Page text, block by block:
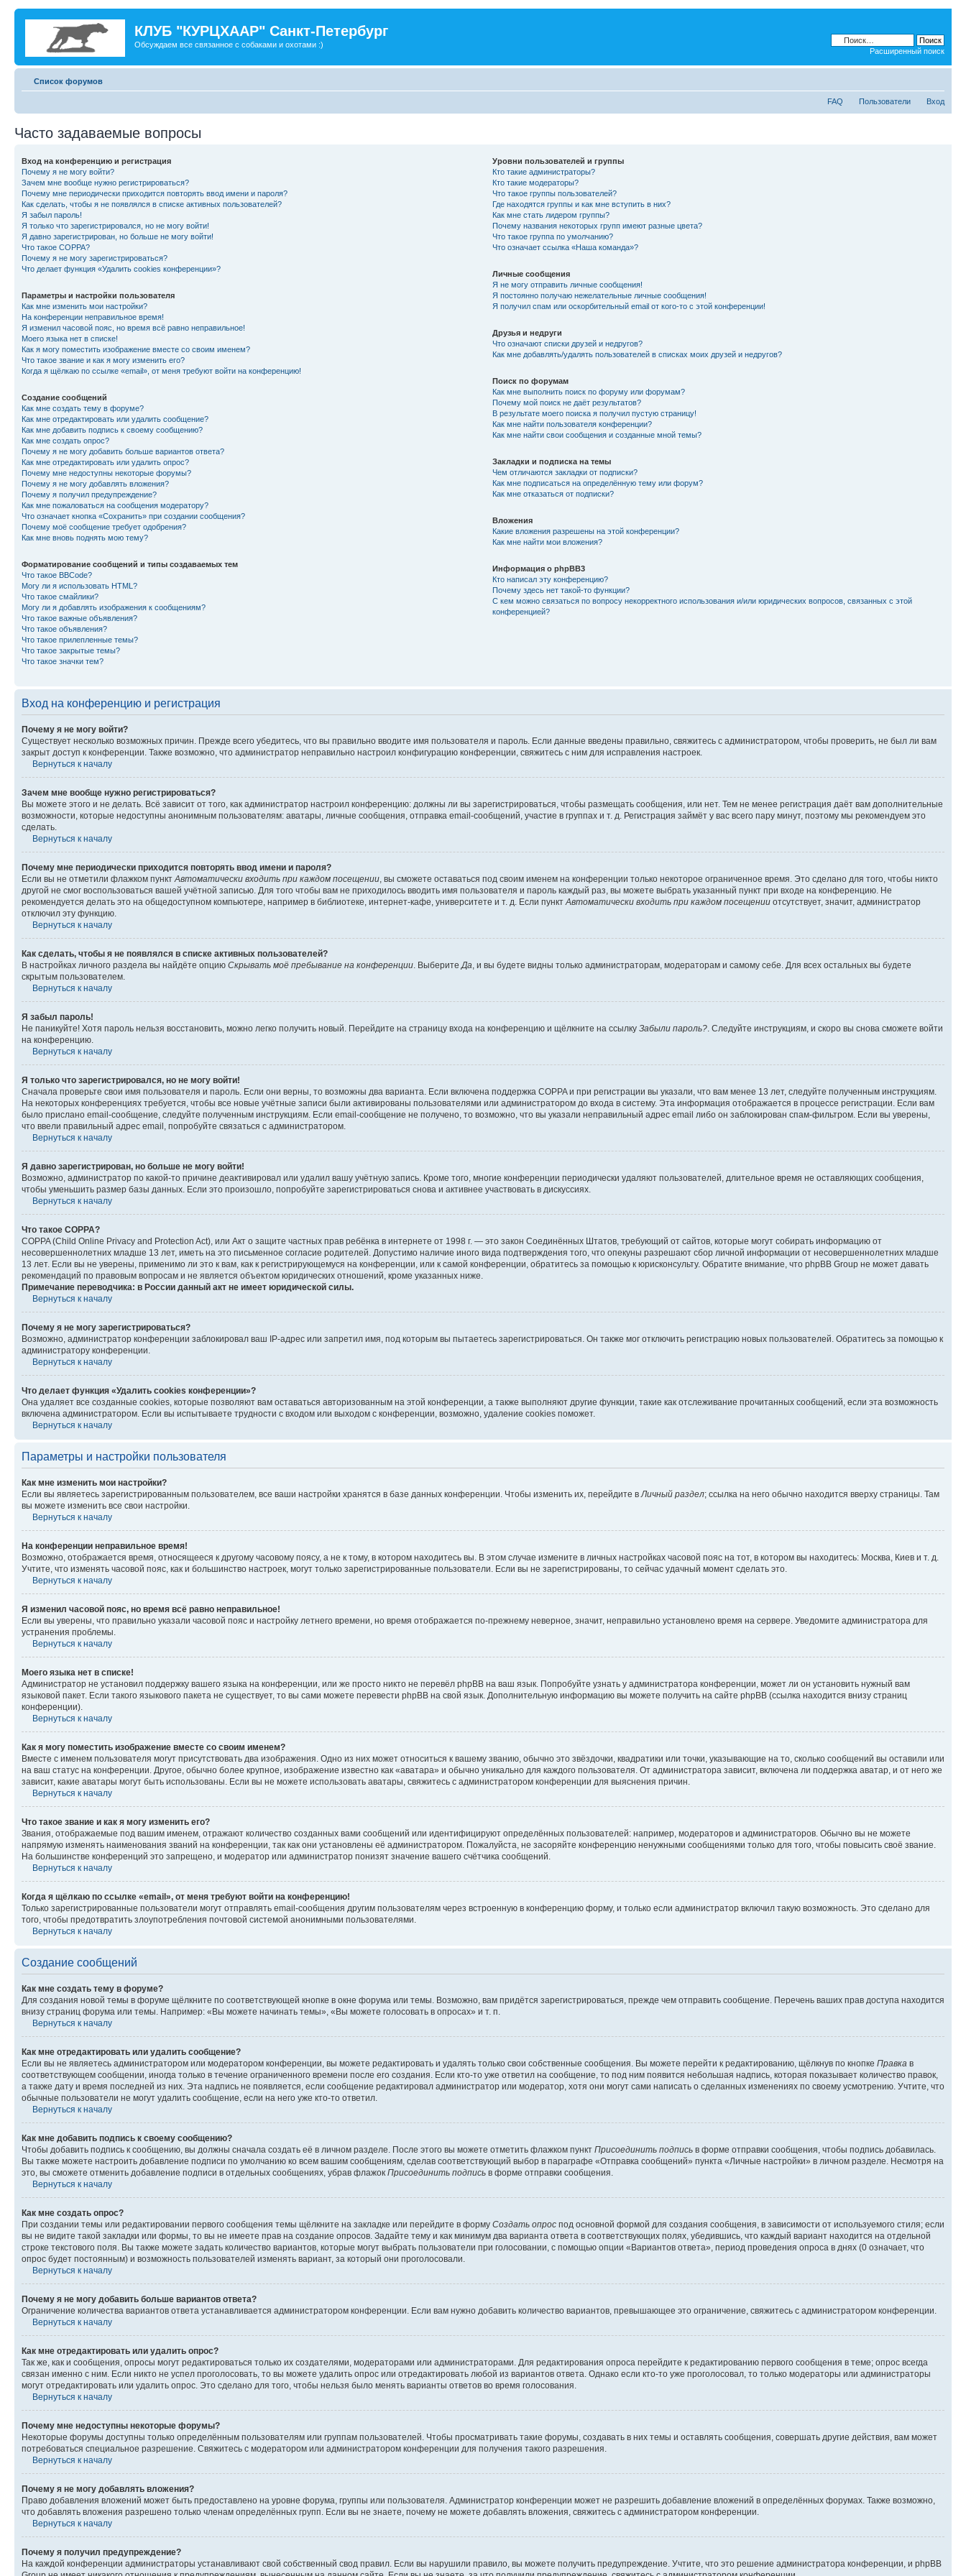
КЛУБ "КУРЦХААР" Санкт-Петербург
Обсуждаем все связанное с собаками и охотами :)
Расширенный поиск
Список форумов
FAQ Пользователи Вход
Часто задаваемые вопросы
Вход на конференцию и регистрация
Почему я не могу войти?
Зачем мне вообще нужно регистрироваться?
Почему мне периодически приходится повторять ввод имени и пароля?
Как сделать, чтобы я не появлялся в списке активных пользователей?
Я забыл пароль!
Я только что зарегистрировался, но не могу войти!
Я давно зарегистрирован, но больше не могу войти!
Что такое COPPA?
Почему я не могу зарегистрироваться?
Что делает функция «Удалить cookies конференции»?
Параметры и настройки пользователя
Как мне изменить мои настройки?
На конференции неправильное время!
Я изменил часовой пояс, но время всё равно неправильное!
Моего языка нет в списке!
Как я могу поместить изображение вместе со своим именем?
Что такое звание и как я могу изменить его?
Когда я щёлкаю по ссылке «email», от меня требуют войти на конференцию!
Создание сообщений
Как мне создать тему в форуме?
Как мне отредактировать или удалить сообщение?
Как мне добавить подпись к своему сообщению?
Как мне создать опрос?
Почему я не могу добавить больше вариантов ответа?
Как мне отредактировать или удалить опрос?
Почему мне недоступны некоторые форумы?
Почему я не могу добавлять вложения?
Почему я получил предупреждение?
Как мне пожаловаться на сообщения модератору?
Что означает кнопка «Сохранить» при создании сообщения?
Почему моё сообщение требует одобрения?
Как мне вновь поднять мою тему?
Форматирование сообщений и типы создаваемых тем
Что такое BBCode?
Могу ли я использовать HTML?
Что такое смайлики?
Могу ли я добавлять изображения к сообщениям?
Что такое важные объявления?
Что такое объявления?
Что такое прилепленные темы?
Что такое закрытые темы?
Что такое значки тем?
Уровни пользователей и группы
Кто такие администраторы?
Кто такие модераторы?
Что такое группы пользователей?
Где находятся группы и как мне вступить в них?
Как мне стать лидером группы?
Почему названия некоторых групп имеют разные цвета?
Что такое группа по умолчанию?
Что означает ссылка «Наша команда»?
Личные сообщения
Я не могу отправить личные сообщения!
Я постоянно получаю нежелательные личные сообщения!
Я получил спам или оскорбительный email от кого-то с этой конференции!
Друзья и недруги
Что означают списки друзей и недругов?
Как мне добавлять/удалять пользователей в списках моих друзей и недругов?
Поиск по форумам
Как мне выполнить поиск по форуму или форумам?
Почему мой поиск не даёт результатов?
В результате моего поиска я получил пустую страницу!
Как мне найти пользователя конференции?
Как мне найти свои сообщения и созданные мной темы?
Закладки и подписка на темы
Чем отличаются закладки от подписки?
Как мне подписаться на определённую тему или форум?
Как мне отказаться от подписки?
Вложения
Какие вложения разрешены на этой конференции?
Как мне найти мои вложения?
Информация о phpBB3
Кто написал эту конференцию?
Почему здесь нет такой-то функции?
С кем можно связаться по вопросу некорректного использования и/или юридических вопросов, связанных с этой
конференцией?
Вход на конференцию и регистрация
Почему я не могу войти?
Существует несколько возможных причин. Прежде всего убедитесь, что вы правильно вводите имя пользователя и пароль. Если данные введены правильно, свяжитесь с администратором, чтобы проверить, не был ли вам
закрыт доступ к конференции. Также возможно, что администратор неправильно настроил конфигурацию конференции, свяжитесь с ним для исправления настроек.
Вернуться к началу
Зачем мне вообще нужно регистрироваться?
Вы можете этого и не делать. Всё зависит от того, как администратор настроил конференцию: должны ли вы зарегистрироваться, чтобы размещать сообщения, или нет. Тем не менее регистрация даёт вам дополнительные
возможности, которые недоступны анонимным пользователям: аватары, личные сообщения, отправка email-сообщений, участие в группах и т. д. Регистрация займёт у вас всего пару минут, поэтому мы рекомендуем это
сделать.
Вернуться к началу
Почему мне периодически приходится повторять ввод имени и пароля?
Если вы не отметили флажком пункт Автоматически входить при каждом посещении , вы сможете оставаться под своим именем на конференции только некоторое ограниченное время. Это сделано для того, чтобы никто
другой не смог воспользоваться вашей учётной записью. Для того чтобы вам не приходилось вводить имя пользователя и пароль каждый раз, вы можете выбрать указанный пункт при входе на конференцию. Не
рекомендуется делать это на общедоступном компьютере, например в библиотеке, интернет-кафе, университете и т. д. Если пункт Автоматически входить при каждом посещении отсутствует, значит, администратор
отключил эту функцию.
Вернуться к началу
Как сделать, чтобы я не появлялся в списке активных пользователей?
В настройках личного раздела вы найдёте опцию Скрывать моё пребывание на конференции . Выберите Да , и вы будете видны только администраторам, модераторам и самому себе. Для всех остальных вы будете
скрытым пользователем.
Вернуться к началу
Я забыл пароль!
Не паникуйте! Хотя пароль нельзя восстановить, можно легко получить новый. Перейдите на страницу входа на конференцию и щёлкните на ссылку Забыли пароль? . Следуйте инструкциям, и скоро вы снова сможете войти
на конференцию.
Вернуться к началу
Я только что зарегистрировался, но не могу войти!
Сначала проверьте свои имя пользователя и пароль. Если они верны, то возможны два варианта. Если включена поддержка COPPA и при регистрации вы указали, что вам менее 13 лет, следуйте полученным инструкциям.
На некоторых конференциях требуется, чтобы все новые учётные записи были активированы пользователями или администратором до входа в систему. Эта информация отображается в процессе регистрации. Если вам
было прислано email-сообщение, следуйте полученным инструкциям. Если email-сообщение не получено, то возможно, что вы указали неправильный адрес email либо он заблокирован спам-фильтром. Если вы уверены,
что ввели правильный адрес email, попробуйте связаться с администратором.
Вернуться к началу
Я давно зарегистрирован, но больше не могу войти!
Возможно, администратор по какой-то причине деактивировал или удалил вашу учётную запись. Кроме того, многие конференции периодически удаляют пользователей, длительное время не оставляющих сообщения,
чтобы уменьшить размер базы данных. Если это произошло, попробуйте зарегистрироваться снова и активнее участвовать в дискуссиях.
Вернуться к началу
Что такое COPPA?
COPPA (Child Online Privacy and Protection Act), или Акт о защите частных прав ребёнка в интернете от 1998 г. — это закон Соединённых Штатов, требующий от сайтов, которые могут собирать информацию от
несовершеннолетних младше 13 лет, иметь на это письменное согласие родителей. Допустимо наличие иного вида подтверждения того, что опекуны разрешают сбор личной информации от несовершеннолетних младше
13 лет. Если вы не уверены, применимо ли это к вам, как к регистрирующемуся на конференции, или к самой конференции, обратитесь за помощью к юрисконсульту. Обратите внимание, что phpBB Group не может давать
рекомендаций по правовым вопросам и не является объектом юридических отношений, кроме указанных ниже.
Примечание переводчика: в России данный акт не имеет юридической силы.
Вернуться к началу
Почему я не могу зарегистрироваться?
Возможно, администратор конференции заблокировал ваш IP-адрес или запретил имя, под которым вы пытаетесь зарегистрироваться. Он также мог отключить регистрацию новых пользователей. Обратитесь за помощью к
администратору конференции.
Вернуться к началу
Что делает функция «Удалить cookies конференции»?
Она удаляет все созданные cookies, которые позволяют вам оставаться авторизованным на этой конференции, а также выполняют другие функции, такие как отслеживание прочитанных сообщений, если эта возможность
включена администратором. Если вы испытываете трудности с входом или выходом с конференции, возможно, удаление cookies поможет.
Вернуться к началу
Параметры и настройки пользователя
Как мне изменить мои настройки?
Если вы являетесь зарегистрированным пользователем, все ваши настройки хранятся в базе данных конференции. Чтобы изменить их, перейдите в Личный раздел; ссылка на него обычно находится вверху страницы. Там
вы можете изменить все свои настройки.
Вернуться к началу
На конференции неправильное время!
Возможно, отображается время, относящееся к другому часовому поясу, а не к тому, в котором находитесь вы. В этом случае измените в личных настройках часовой пояс на тот, в котором вы находитесь: Москва, Киев и т. д.
Учтите, что изменять часовой пояс, как и большинство настроек, могут только зарегистрированные пользователи. Если вы не зарегистрированы, то сейчас удачный момент сделать это.
Вернуться к началу
Я изменил часовой пояс, но время всё равно неправильное!
Если вы уверены, что правильно указали часовой пояс и настройку летнего времени, но время отображается по-прежнему неверное, значит, неправильно установлено время на сервере. Уведомите администратора для
устранения проблемы.
Вернуться к началу
Моего языка нет в списке!
Администратор не установил поддержку вашего языка на конференции, или же просто никто не перевёл phpBB на ваш язык. Попробуйте узнать у администратора конференции, может ли он установить нужный вам
языковой пакет. Если такого языкового пакета не существует, то вы сами можете перевести phpBB на свой язык. Дополнительную информацию вы можете получить на сайте phpBB (ссылка находится внизу страниц
конференции).
Вернуться к началу
Как я могу поместить изображение вместе со своим именем?
Вместе с именем пользователя могут присутствовать два изображения. Одно из них может относиться к вашему званию, обычно это звёздочки, квадратики или точки, указывающие на то, сколько сообщений вы оставили или
на ваш статус на конференции. Другое, обычно более крупное, изображение известно как «аватара» и обычно уникально для каждого пользователя. От администратора зависит, включена ли поддержка аватар, и от него же
зависит, какие аватары могут быть использованы. Если вы не можете использовать аватары, свяжитесь с администратором конференции для выяснения причин.
Вернуться к началу
Что такое звание и как я могу изменить его?
Звания, отображаемые под вашим именем, отражают количество созданных вами сообщений или идентифицируют определённых пользователей: например, модераторов и администраторов. Обычно вы не можете
напрямую изменять наименования званий на конференции, так как они установлены её администратором. Пожалуйста, не засоряйте конференцию ненужными сообщениями только для того, чтобы повысить своё звание.
На большинстве конференций это запрещено, и модератор или администратор понизят значение вашего счётчика сообщений.
Вернуться к началу
Когда я щёлкаю по ссылке «email», от меня требуют войти на конференцию!
Только зарегистрированные пользователи могут отправлять email-сообщения другим пользователям через встроенную в конференцию форму, и только если администратор включил такую возможность. Это сделано для
того, чтобы предотвратить злоупотребления почтовой системой анонимными пользователями.
Вернуться к началу
Создание сообщений
Как мне создать тему в форуме?
Для создания новой темы в форуме щёлкните по соответствующей кнопке в окне форума или темы. Возможно, вам придётся зарегистрироваться, прежде чем отправить сообщение. Перечень ваших прав доступа находится
внизу страниц форума или темы. Например: «Вы можете начинать темы», «Вы можете голосовать в опросах» и т. п.
Вернуться к началу
Как мне отредактировать или удалить сообщение?
Если вы не являетесь администратором или модератором конференции, вы можете редактировать и удалять только свои собственные сообщения. Вы можете перейти к редактированию, щёлкнув по кнопке Правка в
соответствующем сообщении, иногда только в течение ограниченного времени после его создания. Если кто-то уже ответил на сообщение, то под ним появится небольшая надпись, которая показывает количество правок,
а также дату и время последней из них. Эта надпись не появляется, если сообщение редактировал администратор или модератор, хотя они могут сами написать о сделанных изменениях по своему усмотрению. Учтите, что
обычные пользователи не могут удалить сообщение, если на него уже кто-то ответил.
Вернуться к началу
Как мне добавить подпись к своему сообщению?
Чтобы добавить подпись к сообщению, вы должны сначала создать её в личном разделе. После этого вы можете отметить флажком пункт Присоединить подпись в форме отправки сообщения, чтобы подпись добавилась.
Вы также можете настроить добавление подписи по умолчанию ко всем вашим сообщениям, сделав соответствующий выбор в параграфе «Отправка сообщений» пункта «Личные настройки» в личном разделе. Несмотря на
это, вы сможете отменить добавление подписи в отдельных сообщениях, убрав флажок Присоединить подпись в форме отправки сообщения.
Вернуться к началу
Как мне создать опрос?
При создании темы или редактировании первого сообщения темы щёлкните на закладке или перейдите в форму Создать опрос под основной формой для создания сообщения, в зависимости от используемого стиля; если
вы не видите такой закладки или формы, то вы не имеете прав на создание опросов. Задайте тему и как минимум два варианта ответа в соответствующих полях, убедившись, что каждый вариант находится на отдельной
строке текстового поля. Вы также можете задать количество вариантов, которые могут выбрать пользователи при голосовании, с помощью опции «Вариантов ответа», период проведения опроса в днях (0 означает, что
опрос будет постоянным) и возможность пользователей изменять вариант, за который они проголосовали.
Вернуться к началу
Почему я не могу добавить больше вариантов ответа?
Ограничение количества вариантов ответа устанавливается администратором конференции. Если вам нужно добавить количество вариантов, превышающее это ограничение, свяжитесь с администратором конференции.
Вернуться к началу
Как мне отредактировать или удалить опрос?
Так же, как и сообщения, опросы могут редактироваться только их создателями, модераторами или администраторами. Для редактирования опроса перейдите к редактированию первого сообщения в теме; опрос всегда
связан именно с ним. Если никто не успел проголосовать, то вы можете удалить опрос или отредактировать любой из вариантов ответа. Однако если кто-то уже проголосовал, то только модераторы или администраторы
могут отредактировать или удалить опрос. Это сделано для того, чтобы нельзя было менять варианты ответов во время голосования.
Вернуться к началу
Почему мне недоступны некоторые форумы?
Некоторые форумы доступны только определённым пользователям или группам пользователей. Чтобы просматривать такие форумы, создавать в них темы и оставлять сообщения, совершать другие действия, вам может
потребоваться специальное разрешение. Свяжитесь с модератором или администратором конференции для получения такого разрешения.
Вернуться к началу
Почему я не могу добавлять вложения?
Право добавления вложений может быть предоставлено на уровне форума, группы или пользователя. Администратор конференции может не разрешить добавление вложений в определённых форумах. Также возможно,
что добавлять вложения разрешено только членам определённых групп. Если вы не знаете, почему не можете добавлять вложения, свяжитесь с администратором конференции.
Вернуться к началу
Почему я получил предупреждение?
На каждой конференции администраторы устанавливают свой собственный свод правил. Если вы нарушили правило, вы можете получить предупреждение. Учтите, что это решение администратора конференции, и phpBB